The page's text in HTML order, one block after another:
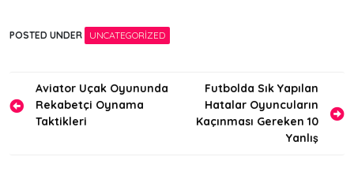
POSTED UNDER UNCATEGORIZED
Yazı
gezinmesi
Aviator Uçak Oyununda
Rekabetçi Oynama
Taktikleri
Futbolda Sık Yapılan
Hatalar Oyuncuların
Kaçınması Gereken 10
Yanlış